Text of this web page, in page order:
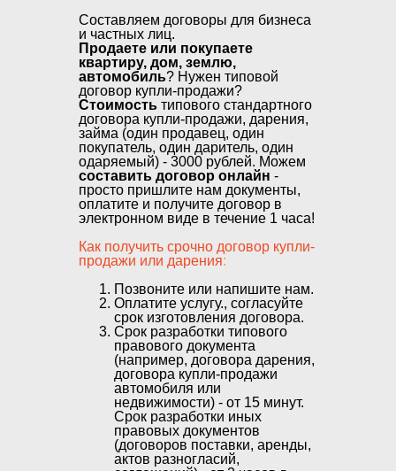
Составляем договоры для бизнеса
и частных лиц.
Продаете или покупаете
квартиру, дом, землю,
автомобиль? Нужен типовой
договор купли-продажи?
Стоимость типового стандартного
договора купли-продажи, дарения,
займа (один продавец, один
покупатель, один даритель, один
одаряемый) - 3000 рублей. Можем
составить договор онлайн -
просто пришлите нам документы,
оплатите и получите договор в
электронном виде в течение 1 часа!
Как получить срочно договор купли-
продажи или дарения:
Позвоните или напишите нам.
Оплатите услугу., согласуйте
срок изготовления договора.
Срок разработки типового
правового документа
(например, договора дарения,
договора купли-продажи
автомобиля или
недвижимости) - от 15 минут.
Срок разработки иных
правовых документов
(договоров поставки, аренды,
актов разногласий,